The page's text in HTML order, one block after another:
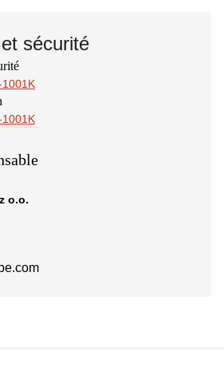
sécurité
o.o.